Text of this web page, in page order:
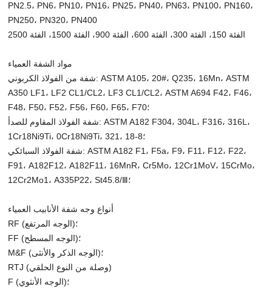
PN2.5، PN6، PN10، PN16، PN25، PN40، PN63، PN100، PN160،
PN250، PN320، PN400
الفئة 150، الفئة 300، الفئة 600، الفئة 900، الفئة 1500، الفئة 2500
مواد الشفة العمياء
شفة من الفولاذ الكربوني: ASTM A105، 20#، Q235، 16Mn، ASTM
A350 LF1، LF2 CL1/CL2، LF3 CL1/CL2، ASTM A694 F42، F46،
F48، F50، F52، F56، F60، F65، F70؛
شفة الفولاذ المقاوم للصدأ: ASTM A182 F304، 304L، F316، 316L،
1Cr18Ni9Ti، 0Cr18Ni9Ti، 321، 18-8؛
شفة الفولاذ السبائكي: ASTM A182 F1، F5a، F9، F11، F12، F22،
F91، A182F12، A182F11، 16MnR، Cr5Mo، 12Cr1MoV، 15CrMo،
12Cr2Mo1، A335P22، St45.8/Ⅲ؛
أنواع وجه شفة الأنابيب العمياء
RF (الوجه المرتفع)؛
FF (الوجه المسطح)؛
M&F (الوجه الذكر والأنثى)؛
RTJ (وصلة من النوع الحلقي)
F (الوجه الأنثوي)؛